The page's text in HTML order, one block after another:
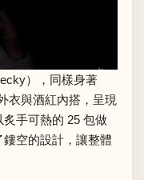
），同樣身著
衣與酒紅內搭，呈現
手可熱的 25 包做
空的設計，讓整體